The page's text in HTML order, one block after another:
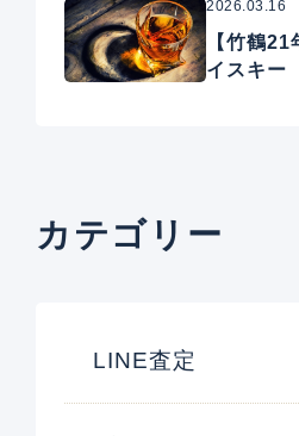
2026.03.16
【竹鶴
イスキー
カテゴリー
LINE査定